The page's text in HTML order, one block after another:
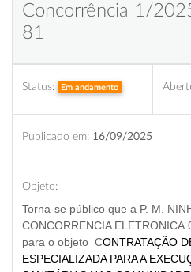
Concorrência 1/
81
Status: Em andamento
Publicado em: 16/09/2025
Objeto:
Torna-se público que a P. M.
CONCORRENCIA ELETRONICA
para o objeto CONTRATAÇÃO
ESPECIALIZADA PARA A